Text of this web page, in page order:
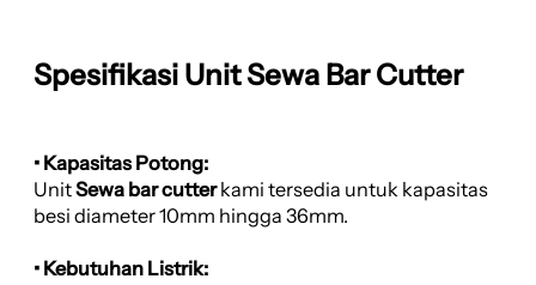
Spesifikasi Unit Sewa Bar Cutter
• Kapasitas Potong:
UnitSewa bar cutterkami tersedia untuk kapasitas
besi diameter 10mm hingga 36mm.
• Kebutuhan Listrik: